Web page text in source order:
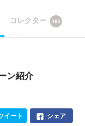
コレクター 181
ン紹介
シェア
イート